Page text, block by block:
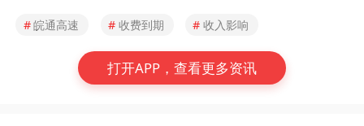
#皖通高速 # 收费到期 # 收入影响
打开APP，查看更多资讯